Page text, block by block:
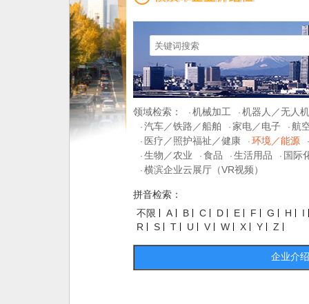
领域检索： · 机械加工 · 机器人／无人机
· 汽车／铁路／船舶 · 家电／电子 · 航
· 医疗／照护福祉／健康 · 环境／能源
·
· 生物／农业 · 食品 · 生活用品 · 国际
· 横滨企业云展厅（VR视频）
拼音检索：
不限
A B C D E F G H
I
R
S T U V W X Y Z
企业介绍